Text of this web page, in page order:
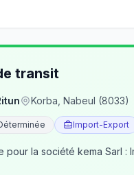
transit
Korba, Nabeul (8033)
Import-Export
pour la société kema Sarl :